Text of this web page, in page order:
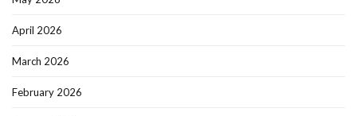
April 2026
March 2026
February 2026